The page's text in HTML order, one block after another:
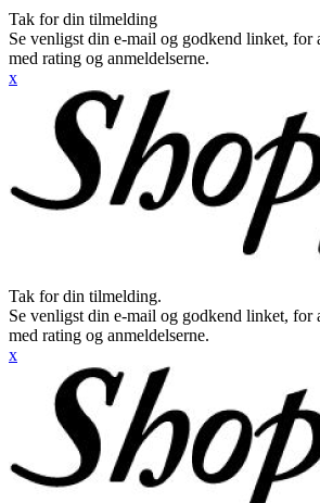
Tak for din tilmelding
Se venligst din e-mail og godkend linket, for
med rating og anmeldelserne.
x
Tak for din tilmelding.
Se venligst din e-mail og godkend linket, for
med rating og anmeldelserne.
x